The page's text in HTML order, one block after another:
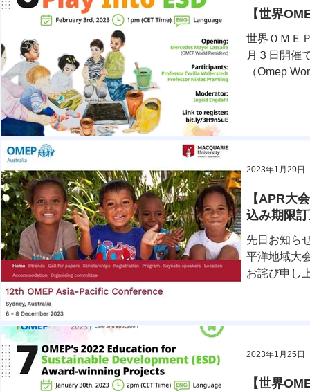
【世界
世界ＯＭＥ
月３日開催
（Omep
【APR大
込み期限
先日お知ら
平洋地域大
お詫び申し
2023年1月29日
【世界
2023年1月25日